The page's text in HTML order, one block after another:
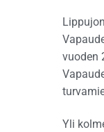
vuoden
Yli